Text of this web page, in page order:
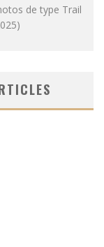
de type Trail